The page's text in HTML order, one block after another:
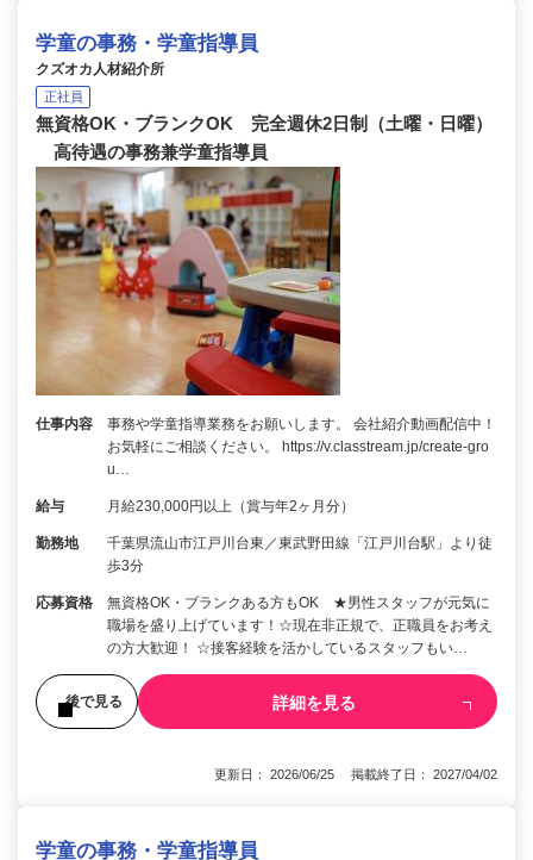
学童の事務・学童指導員
クズオカ人材紹介所
正社員
無資格OK・ブランクOK 完全週休2日制（土曜・日曜）
高待遇の事務兼学童指導員
仕事内容
事務や学童指導業務をお願いします。 会社紹介動画配信中！
お気軽にご相談ください。 https://v.classtream.jp/create-gro
u…
給与 月給230,000円以上（賞与年2ヶ月分）
勤務地
千葉県流山市江戸川台東／東武野田線「江戸川台駅」より徒
歩3分
応募資格
無資格OK・ブランクある方もOK ★男性スタッフが元気に
職場を盛り上げています！☆現在非正規で、正職員をお考え
の方大歓迎！ ☆接客経験を活かしているスタッフもい…
後で見る 詳細を見る
更新日： 2026/06/25 掲載終了日： 2027/04/02
学童の事務・学童指導員